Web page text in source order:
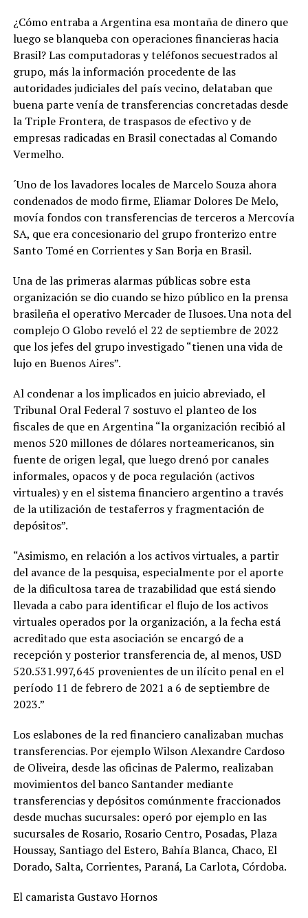
¿Cómo entraba a Argentina esa montaña de dinero que
luego se blanqueba con operaciones financieras hacia
Brasil? Las computadoras y teléfonos secuestrados al
grupo, más la información procedente de las
autoridades judiciales del país vecino, delataban que
buena parte venía de transferencias concretadas desde
la Triple Frontera, de traspasos de efectivo y de
empresas radicadas en Brasil conectadas al Comando
Vermelho.
´Uno de los lavadores locales de Marcelo Souza ahora
condenados de modo firme, Eliamar Dolores De Melo,
movía fondos con transferencias de terceros a Mercovía
SA, que era concesionario del grupo fronterizo entre
Santo Tomé en Corrientes y San Borja en Brasil.
Una de las primeras alarmas públicas sobre esta
organización se dio cuando se hizo público en la prensa
brasileña el operativo Mercader de Ilusoes. Una nota del
complejo O Globo reveló el 22 de septiembre de 2022
que los jefes del grupo investigado “tienen una vida de
lujo en Buenos Aires”.
Al condenar a los implicados en juicio abreviado, el
Tribunal Oral Federal 7 sostuvo el planteo de los
fiscales de que en Argentina “la organización recibió al
menos 520 millones de dólares norteamericanos, sin
fuente de origen legal, que luego drenó por canales
informales, opacos y de poca regulación (activos
virtuales) y en el sistema financiero argentino a través
de la utilización de testaferros y fragmentación de
depósitos”.
“Asimismo, en relación a los activos virtuales, a partir
del avance de la pesquisa, especialmente por el aporte
de la dificultosa tarea de trazabilidad que está siendo
llevada a cabo para identificar el flujo de los activos
virtuales operados por la organización, a la fecha está
acreditado que esta asociación se encargó de a
recepción y posterior transferencia de, al menos, USD
520.531.997,645 provenientes de un ilícito penal en el
período 11 de febrero de 2021 a 6 de septiembre de
2023.”
Los eslabones de la red financiero canalizaban muchas
transferencias. Por ejemplo Wilson Alexandre Cardoso
de Oliveira, desde las oficinas de Palermo, realizaban
movimientos del banco Santander mediante
transferencias y depósitos comúnmente fraccionados
desde muchas sucursales: operó por ejemplo en las
sucursales de Rosario, Rosario Centro, Posadas, Plaza
Houssay, Santiago del Estero, Bahía Blanca, Chaco, El
Dorado, Salta, Corrientes, Paraná, La Carlota, Córdoba.
El camarista Gustavo Hornos